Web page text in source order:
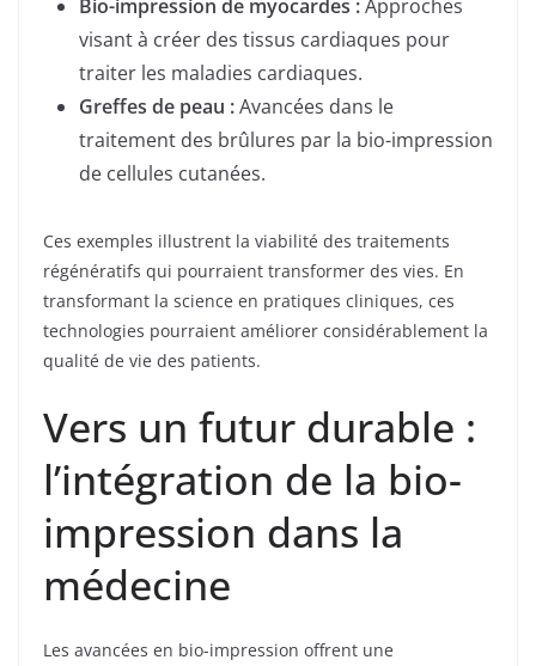
Bio-impression de myocardes :Approches
visant à créer des tissus cardiaques pour
traiter les maladies cardiaques.
Greffes de peau :Avancées dans le
traitement des brûlures par la bio-impression
de cellules cutanées.
Ces exemples illustrent la viabilité des traitements
régénératifs qui pourraient transformer des vies. En
transformant la science en pratiques cliniques, ces
technologies pourraient améliorer considérablement la
qualité de vie des patients.
Vers un futur durable :
l’intégration de la bio-
impression dans la
médecine
Les avancées en bio-impression offrent une